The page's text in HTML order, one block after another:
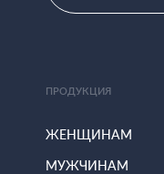
ПРОДУКЦИЯ
ЖЕНЩИНАМ
МУЖЧИНАМ